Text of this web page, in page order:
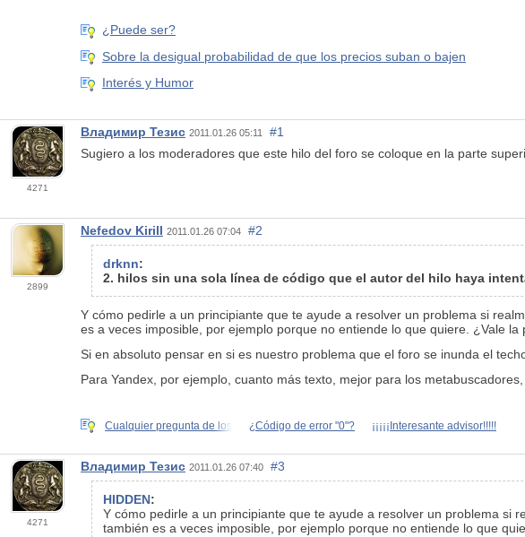
¿Puede ser?
Sobre la desigual probabilidad de que los precios suban o bajen
Interés y Humor
4271
Владимир Тезис 2011.01.26 05:11
#1
Sugiero a los moderadores que este hilo del foro se coloque en la parte
2899
Nefedov Kirill 2011.01.26 07:04 #2
drknn:
2. hilos sin una sola línea de código que el autor del hilo haya
Y cómo pedirle a un principiante que te ayude a resolver un problema si
es a veces imposible, por ejemplo porque no entiende lo que quiere. ¿Vale la
Si en absoluto pensar en si es nuestro problema que el foro se inunda el
Para Yandex, por ejemplo, cuanto más texto, mejor para los
Cualquier pregunta de los ¿Código de error "0"? ¡¡¡¡¡Interesante advisor!!!!!
4271
Владимир Тезис 2011.01.26 07:40 #3
HIDDEN:
Y cómo pedirle a un principiante que te ayude a resolver un problema si
también es a veces imposible, por ejemplo porque no entiende lo que